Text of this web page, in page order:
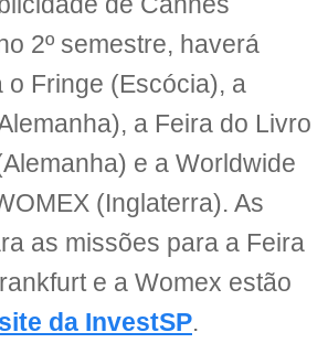
2º semestre, haverá
o Fringe (Escócia), a
a Feira do Livro
e a Worldwide
(Inglaterra). As
as missões para a Feira
e a Womex estão
site da InvestSP.